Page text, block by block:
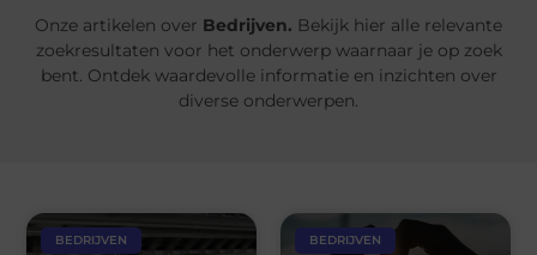
Onze artikelen over Bedrijven. Bekijk hier alle relevante
zoekresultaten voor het onderwerp waarnaar je op zoek
bent. Ontdek waardevolle informatie en inzichten over
diverse onderwerpen.
BEDRIJVEN BEDRIJVEN